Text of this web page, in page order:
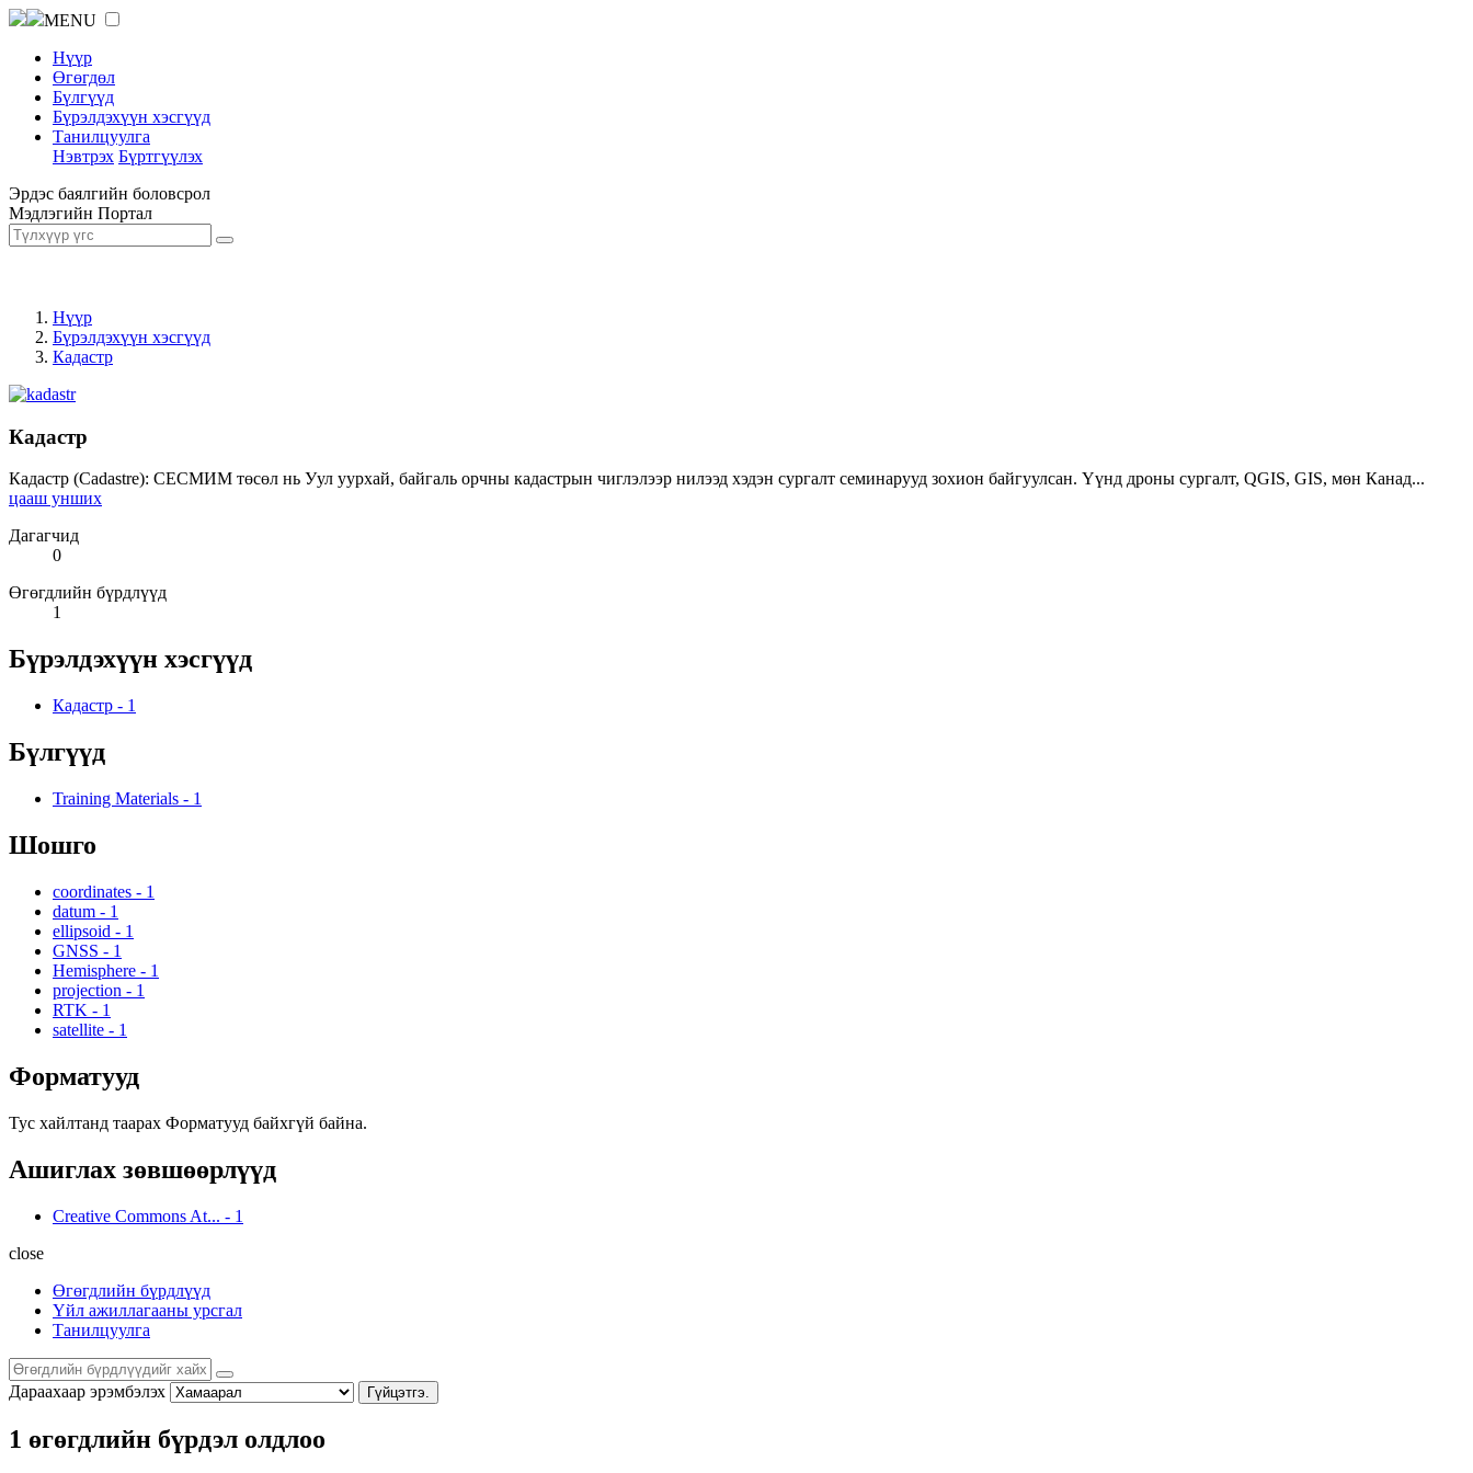
MENU
Нүүр
Өгөгдөл
Бүлгүүд
Бүрэлдэхүүн хэсгүүд
Танилцуулга
Нэвтрэх Бүртгүүлэх
Эрдэс баялгийн боловсрол
Мэдлэгийн Портал
Нүүр
Бүрэлдэхүүн хэсгүүд
Кадастр
Кадастр
Кадастр (Cadastre): СЕСМИМ төсөл нь Уул уурхай, байгаль орчны кадастрын чиглэлээр нилээд хэдэн сургалт семинарууд зохион байгуулсан. Үүнд дроны сургалт, QGIS, GIS, мөн Канад...
цааш унших
Дагагчид
0
Өгөгдлийн бүрдлүүд
1
Бүрэлдэхүүн хэсгүүд
Кадастр - 1
Бүлгүүд
Training Materials - 1
Шошго
coordinates - 1
datum - 1
ellipsoid - 1
GNSS - 1
Hemisphere - 1
projection - 1
RTK - 1
satellite - 1
Форматууд
Тус хайлтанд таарах Форматууд байхгүй байна.
Ашиглах зөвшөөрлүүд
Creative Commons At... - 1
close
Өгөгдлийн бүрдлүүд
Үйл ажиллагааны урсгал
Танилцуулга
Дараахаар эрэмбэлэх Гүйцэтгэ.
1 өгөгдлийн бүрдэл олдлоо